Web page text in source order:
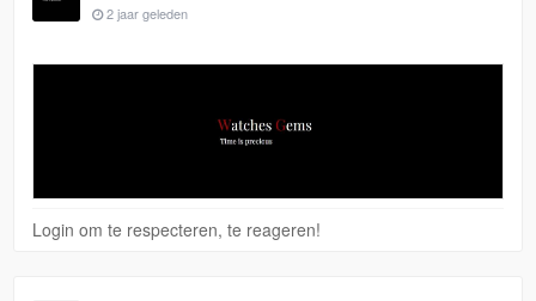
2 jaar geleden
Login om te respecteren, te reageren!